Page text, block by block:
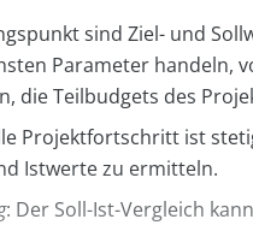
sind Ziel- und
Parameter handeln,
die Teilbudgets des
Projektfortschritt ist
Istwerte zu ermitteln.
: Der Soll-Ist-Vergleich